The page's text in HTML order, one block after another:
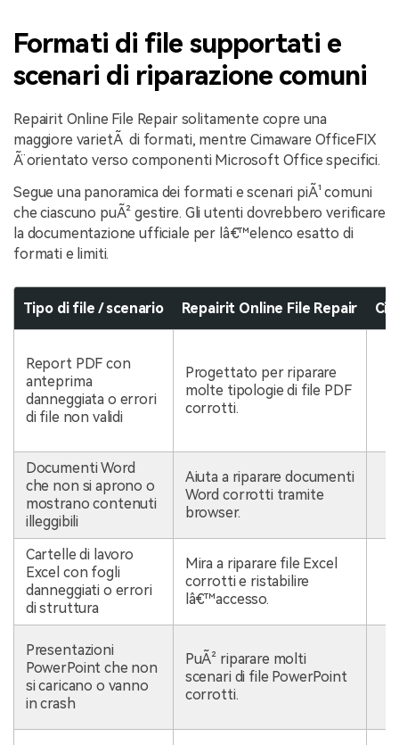
Formati di file supportati e
scenari di riparazione comuni
Repairit Online File Repair solitamente copre una
maggiore varietÃ di formati, mentre Cimaware OfficeFIX
Ã¨ orientato verso componenti Microsoft Office specifici.
Segue una panoramica dei formati e scenari piÃ¹ comuni
che ciascuno puÃ² gestire. Gli utenti dovrebbero verificare
la documentazione ufficiale per lâ€™elenco esatto di
formati e limiti.
Tipo di file / scenario Repairit Online File Repair
Report PDF con
anteprima
danneggiata o errori
di file non validi
Progettato per riparare
molte tipologie di file PDF
corrotti.
Documenti Word
che non si aprono o
mostrano contenuti
illeggibili
Aiuta a riparare documenti
Word corrotti tramite
browser.
Cartelle di lavoro
Excel con fogli
danneggiati o errori
di struttura
Mira a riparare file Excel
corrotti e ristabilire
lâ€™accesso.
Presentazioni
PowerPoint che non
si caricano o vanno
in crash
PuÃ² riparare molti
scenari di file PowerPoint
corrotti.